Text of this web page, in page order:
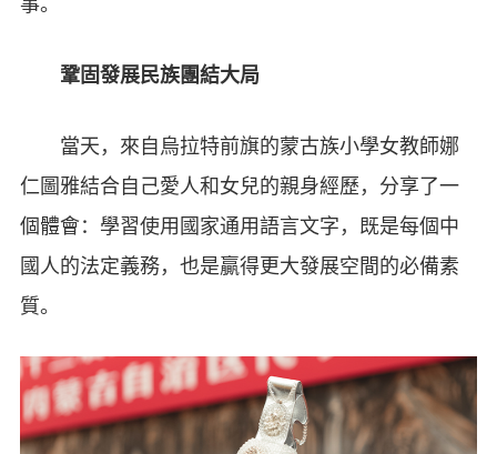
鞏固發展民族團結大局
當天，來自烏拉特前旗的蒙古族小學女教師娜
仁圖雅結合自己愛人和女兒的親身經歷，分享了一
個體會：學習使用國家通用語言文字，既是每個中
國人的法定義務，也是贏得更大發展空間的必備素
質。